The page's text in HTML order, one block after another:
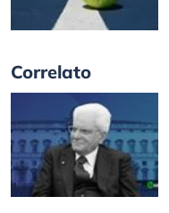
Correlato